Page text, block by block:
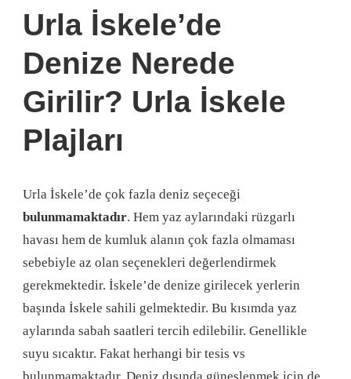
Urla İskele’de
Denize Nerede
Girilir? Urla İskele
Plajları
Urla İskele’de çok fazla deniz seçeceği
bulunmamaktadır. Hem yaz aylarındaki rüzgarlı
havası hem de kumluk alanın çok fazla olmaması
sebebiyle az olan seçenekleri değerlendirmek
gerekmektedir. İskele’de denize girilecek yerlerin
başında İskele sahili gelmektedir. Bu kısımda yaz
aylarında sabah saatleri tercih edilebilir. Genellikle
suyu sıcaktır. Fakat herhangi bir tesis vs